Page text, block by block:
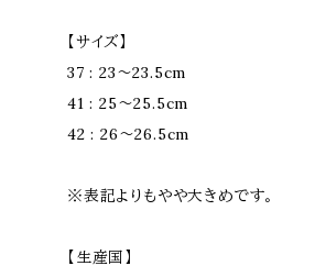
【サイズ】
37 : 23〜23.5cm
41 : 25〜25.5cm
42 : 26〜26.5cm
※表記よりもやや大きめです。
【生産国】